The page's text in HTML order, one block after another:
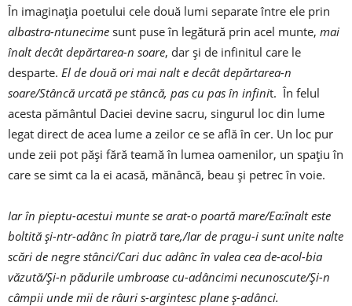
În imaginația poetului cele două lumi separate între ele prin
albastra-ntunecime sunt puse în legătură prin acel munte, mai
înalt decât depărtarea-n soare, dar și de infinitul care le
desparte. El de două ori mai nalt e decât depărtarea-n
soare/Stâncă urcată pe stâncă, pas cu pas în infinit. În felul
acesta pământul Daciei devine sacru, singurul loc din lume
legat direct de acea lume a zeilor ce se află în cer. Un loc pur
unde zeii pot păși fără teamă în lumea oamenilor, un spațiu în
care se simt ca la ei acasă, mănâncă, beau și petrec în voie.
Iar în pieptu-acestui munte se arat-o poartă mare/Ea:înalt este
boltită și-ntr-adânc în piatră tare,/Iar de pragu-i sunt unite nalte
scări de negre stânci/Cari duc adânc în valea cea de-acol-bia
văzută/Și-n pădurile umbroase cu-adâncimi necunoscute/Și-n
câmpii unde mii de râuri s-argintesc plane ș-adânci.